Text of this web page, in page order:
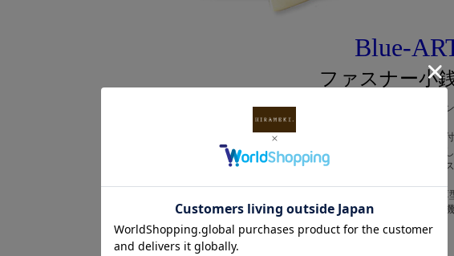
Blue-
ファスナー小
余計なものをそぎ落とし、素材の良さが引き立つシ
触れるたびに感じる、スクモレザーの吸い
眺めているだけで心が安らぐ、本藍染で
ファスナーを開くと広がる、白と青のコントラ
中の仕様は大小2つのジャバラポケットに、
必要なものだけをスマートに持ち歩く